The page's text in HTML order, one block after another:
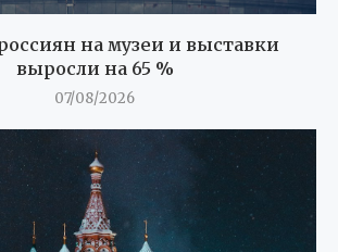
на музеи и выставки
выросли на 65 %
07/08/2026